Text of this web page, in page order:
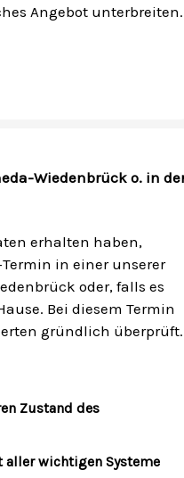
Angebot unterbreiten.
Wiedenbrück o. in
erhalten haben,
in einer unserer
oder, falls es
Bei diesem Termin
gründlich überprüft.
Zustand des
wichtigen Systeme